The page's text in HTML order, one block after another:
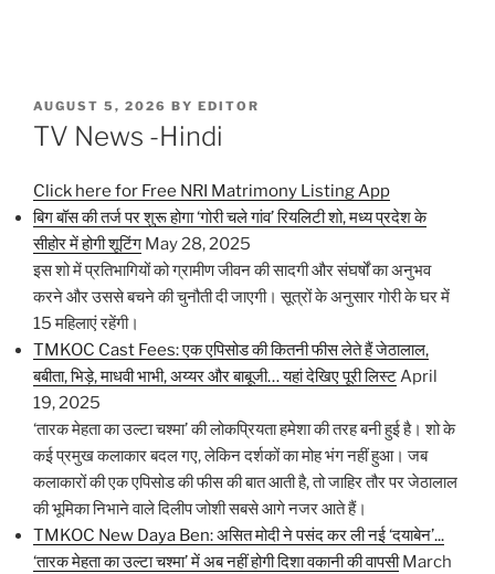
POSTED
ON
AUGUST 5, 2026 BY EDITOR
TV News -Hindi
Click here for Free NRI Matrimony Listing App
बिग बॉस की तर्ज पर शुरू होगा ‘गोरी चले गांव’ रियलिटी शो, मध्य प्रदेश के
सीहोर में होगी शूटिंग May 28, 2025
इस शो में प्रतिभागियों को ग्रामीण जीवन की सादगी और संघर्षों का अनुभव
करने और उससे बचने की चुनौती दी जाएगी। सूत्रों के अनुसार गोरी के घर में
15 महिलाएं रहेंगी।
TMKOC Cast Fees: एक एपिसोड की कितनी फीस लेते हैं जेठालाल,
बबीता, भिड़े, माधवी भाभी, अय्यर और बाबूजी… यहां देखिए पूरी लिस्टApril
19, 2025
‘तारक मेहता का उल्टा चश्मा’ की लोकप्रियता हमेशा की तरह बनी हुई है। शो के
कई प्रमुख कलाकार बदल गए, लेकिन दर्शकों का मोह भंग नहीं हुआ। जब
कलाकारों की एक एपिसोड की फीस की बात आती है, तो जाहिर तौर पर जेठालाल
की भूमिका निभाने वाले दिलीप जोशी सबसे आगे नजर आते हैं।
TMKOC New Daya Ben: असित मोदी ने पसंद कर ली नई ‘दयाबेन’...
‘तारक मेहता का उल्टा चश्मा’ में अब नहीं होगी दिशा वकानी की वापसी March